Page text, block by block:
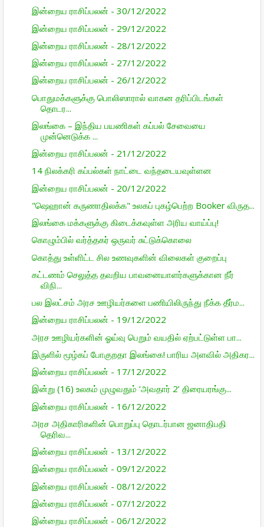
இன்றைய ராசிப்பலன் - 30/12/2022
இன்றைய ராசிப்பலன் - 29/12/2022
இன்றைய ராசிப்பலன் - 28/12/2022
இன்றைய ராசிப்பலன் - 27/12/2022
இன்றைய ராசிப்பலன் - 26/12/2022
பொதுமக்களுக்கு பொலிஸாரால் வாகன தரிப்பிடங்கள்
தொடர...
இலங்கை – இந்திய பயணிகள் கப்பல் சேவையை
முன்னெடுக்க ...
இன்றைய ராசிப்பலன் - 21/12/2022
14 நிலக்கரி கப்பல்கள் நாட்டை வந்தடையவுள்ளன
இன்றைய ராசிப்பலன் - 20/12/2022
"ஷெஹான் கருணாதிலக்க" உலகப் புகழ்பெற்ற Booker விருத...
இலங்கை மக்களுக்கு கிடைக்கவுள்ள அரிய வாய்ப்பு!
கொழும்பில் வர்த்தகர் ஒருவர் சுட்டுக்கொலை
கொத்து உள்ளிட்ட சில உணவுகளின் விலைகள் குறைப்பு
கட்டணம் செலுத்த தவறிய பாவனையாளர்களுக்கான நீர்
விநி...
பல இலட்சம் அரச ஊழியர்களை பணியிலிருந்து நீக்க தீர்ம...
இன்றைய ராசிப்பலன் - 19/12/2022
அரச ஊழியர்களின் ஓய்வு பெறும் வயதில் ஏற்பட்டுள்ள பா...
இருளில் மூழ்கப் போகுறதா இலங்கை! பாரிய அளவில் அதிகர...
இன்றைய ராசிப்பலன் - 17/12/2022
இன்று (16) உலகம் முழுவதும் ‘அவதார் 2’ திரையரங்கு...
இன்றைய ராசிப்பலன் - 16/12/2022
அரச அதிகாரிகளின் பொறுப்பு தொடர்பான ஜனாதிபதி
தெரிவ...
இன்றைய ராசிப்பலன் - 13/12/2022
இன்றைய ராசிப்பலன் - 09/12/2022
இன்றைய ராசிப்பலன் - 08/12/2022
இன்றைய ராசிப்பலன் - 07/12/2022
இன்றைய ராசிப்பலன் - 06/12/2022